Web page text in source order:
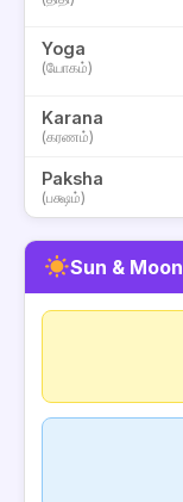
Yoga
(யோகம்)
Karana
(கரணம்)
Paksha
(பக்ஷம்)
Sun & Moon